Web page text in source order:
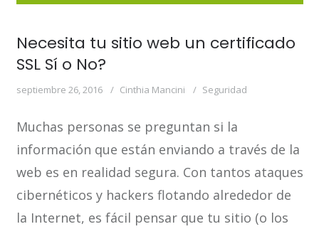
Necesita tu sitio web un certificado
SSL Sí o No?
septiembre 26, 2016 Cinthia Mancini Seguridad
Muchas personas se preguntan si la
información que están enviando a través de la
web es en realidad segura. Con tantos ataques
cibernéticos y hackers flotando alrededor de
la Internet, es fácil pensar que tu sitio (o los